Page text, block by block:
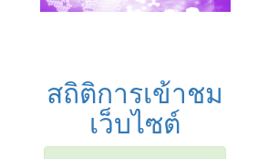
สถิติการเข้าชม
เว็บไซต์